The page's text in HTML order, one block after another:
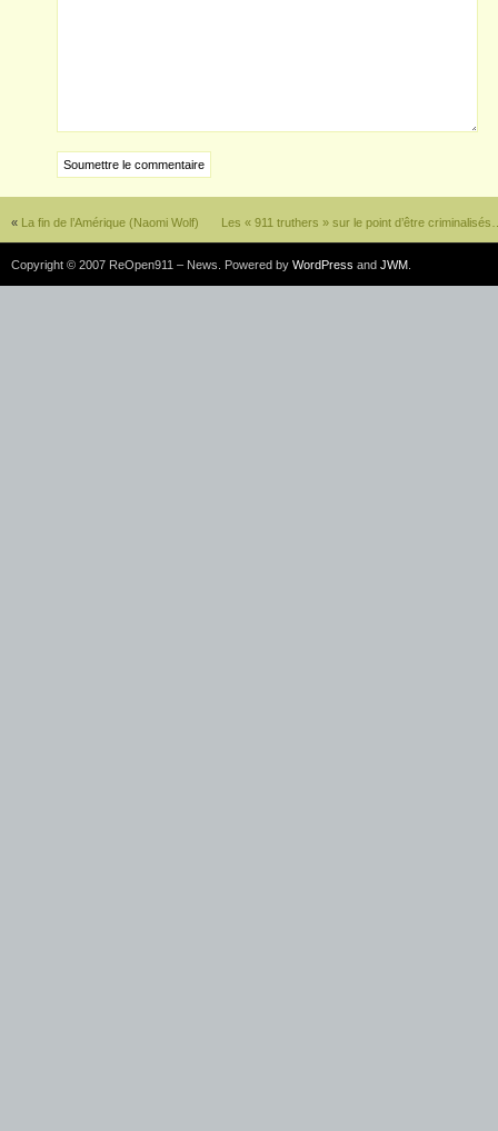
« La fin de l’Amérique (Naomi Wolf) Les « 911 truthers » sur le point d’être
Copyright © 2007 ReOpen911 – News. Powered by WordPress and JWM